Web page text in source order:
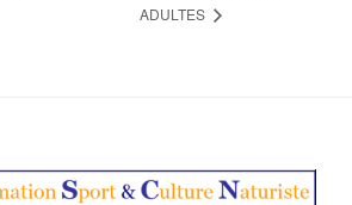
ADULTES